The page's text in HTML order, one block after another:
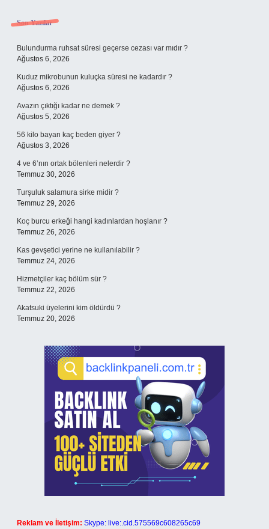
Sidebar
Son Yazılar
Bulundurma ruhsat süresi geçerse cezası var mıdır ?
Ağustos 6, 2026
Kuduz mikrobunun kuluçka süresi ne kadardır ?
Ağustos 6, 2026
Avazın çıktığı kadar ne demek ?
Ağustos 5, 2026
56 kilo bayan kaç beden giyer ?
Ağustos 3, 2026
4 ve 6’nın ortak bölenleri nelerdir ?
Temmuz 30, 2026
Turşuluk salamura sirke midir ?
Temmuz 29, 2026
Koç burcu erkeği hangi kadınlardan hoşlanır ?
Temmuz 26, 2026
Kas gevşetici yerine ne kullanılabilir ?
Temmuz 24, 2026
Hizmetçiler kaç bölüm sür ?
Temmuz 22, 2026
Akatsuki üyelerini kim öldürdü ?
Temmuz 20, 2026
Reklam ve İletişim: Skype: live:.cid.575569c608265c69